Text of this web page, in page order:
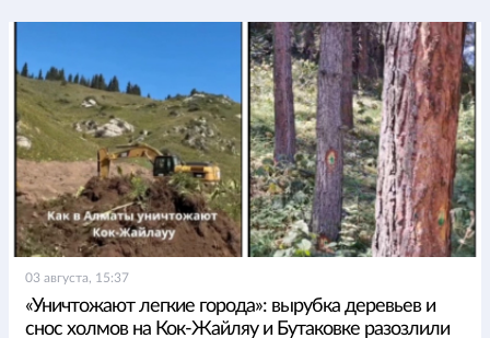
03 августа, 15:37
«Уничтожают легкие города»: вырубка деревьев и
снос холмов на Кок-Жайляу и Бутаковке разозлили